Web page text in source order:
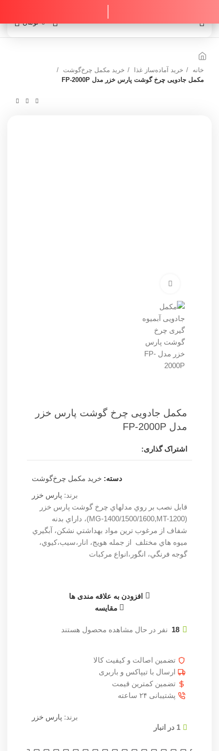
تومان 0
خانه خرید آماده‌ساز غذا
خرید مکمل چرخ‌گوشت
مكمل جادويی چرخ گوشت پارس خزر مدل FP-2000P
مكمل جادويی چرخ گوشت پارس خزر
مدل FP-2000P
اشتراک گذاری:
دسته: خرید مکمل چرخ‌گوشت
برند: پارس خزر
قابل نصب بر روي مدلهاي چرخ گوشت پارس خزر
(MG-1400/1500/1600,MT-1200)، داراي بدنه
شفاف از مرغوب ترين مواد بهداشتي نشكن، آبگيري
ميوه هاي مختلف از جمله هويج، انار،سيب،كيوي،
گوجه فرنگي، انگور،انواع مركبات
افزودن به علاقه مندی ها
مقایسه
18 نفر در حال مشاهده محصول هستند
تضمین اصالت و کیفیت کالا
ارسال با تیپاکس و باربری
تضمین کمترین قیمت
پشتیبانی ۲۴ ساعته
برند: پارس خزر
1 در انبار